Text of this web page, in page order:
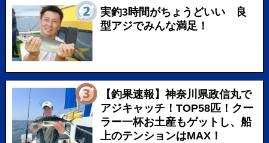
実釣3時間がちょうどいい 良
型アジでみんな満足！
【釣果速報】神奈川県政信丸で
アジキャッチ！TOP58匹！クー
ラー一杯お土産もゲットし、船
上のテンションはMAX！